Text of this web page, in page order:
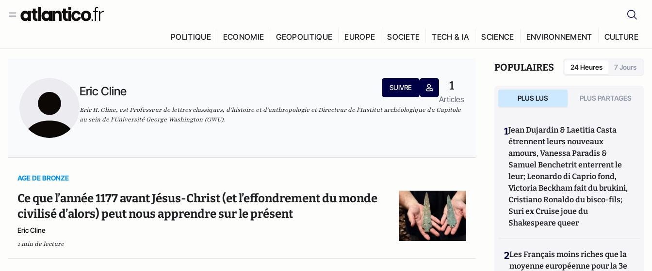
POLITIQUE ECONOMIE GEOPOLITIQUE EUROPE SOCIETE TECH & IA SCIENCE ENVIRONNEMENT CULTURE
Eric Cline SUIVRE 1
Articles
Eric H. Cline, est Professeur de lettres classiques, d'histoire et d'anthropologie et Directeur de l'Institut archéologique du Capitole
au sein de l'Université George Washington (GWU).
AGE DE BRONZE
Ce que l’année 1177 avant Jésus-Christ (et l’effondrement du monde
civilisé d’alors) peut nous apprendre sur le présent
Eric Cline
1 min de lecture
POPULAIRES 24 Heures 7 Jours
PLUS LUS PLUS PARTAGES
1Jean Dujardin & Laetitia Casta
étrennent leurs nouveaux
amours, Vanessa Paradis &
Samuel Benchetrit enterrent le
leur; Leonardo di Caprio fond,
Victoria Beckham fait du brukini,
Cristiano Ronaldo du bisco-fils;
Suri ex Cruise joue du
Shakespeare queer
2Les Français moins riches que la
moyenne européenne pour la 3e